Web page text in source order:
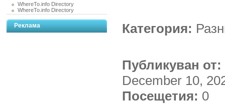
WhereTo.info Directory
WhereTo.info Directory
Реклама Категория:
Публикуван от:
December 10,
Посещетия: 0